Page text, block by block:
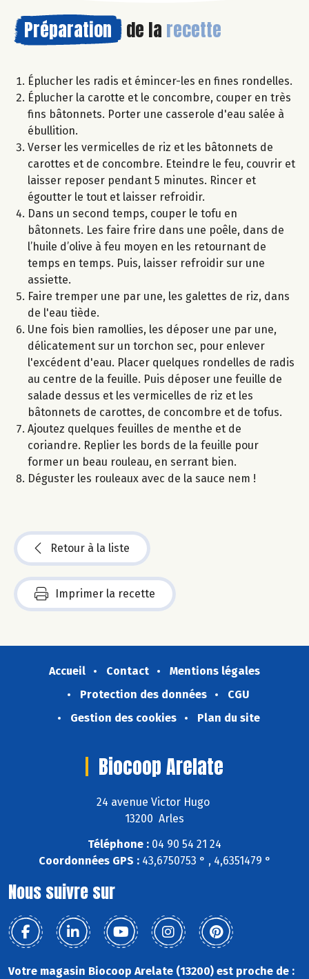
Préparation de la recette
Éplucher les radis et émincer-les en fines rondelles.
Éplucher la carotte et le concombre, couper en très
fins bâtonnets. Porter une casserole d'eau salée à
ébullition.
Verser les vermicelles de riz et les bâtonnets de
carottes et de concombre. Eteindre le feu, couvrir et
laisser reposer pendant 5 minutes. Rincer et
égoutter le tout et laisser refroidir.
Dans un second temps, couper le tofu en
bâtonnets. Les faire frire dans une poêle​, dans​ de
l’huile d’olive à feu moyen en les retournant de
temps en temps. Puis, laisser refroidir sur une
assiette.
Faire tremper une par une, les galettes de riz, dans
de l'eau tiède.
Une fois bien ramollies, les déposer une par une,
délicatement sur un torchon sec, pour enlever
l'excédent d'eau. Placer quelques rondelles de radis
au centre de la feuille. Puis déposer une feuille de
salade dessus et les vermicelles de riz et les
bâtonnets de carottes, de concombre et de tofus.
Ajoutez quelques feuilles de menthe et de
coriandre. Replier les bords de la feuille pour
former un beau rouleau, en serrant bien.
Déguster les rouleaux avec de la sauce nem !
Retour à la liste
Imprimer la recette
Accueil Contact
Mentions légales
Protection des données
CGU
Gestion des cookies
Plan du site
Biocoop Arelate
24 avenue Victor Hugo
13200 Arles
Téléphone : 04 90 54 21 24
Coordonnées GPS :43,6750753 ° , 4,6351479 °
Nous suivre sur
Votre magasin Biocoop Arelate (13200) est proche de :